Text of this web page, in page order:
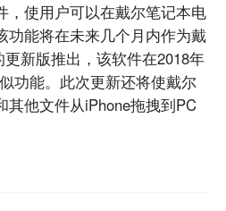
，使用户可以在戴尔笔记本电
功能将在未来几个月内作为戴
新版推出，该软件在2018年
功能。此次更新还将使戴尔
其他文件从iPhone拖拽到PC